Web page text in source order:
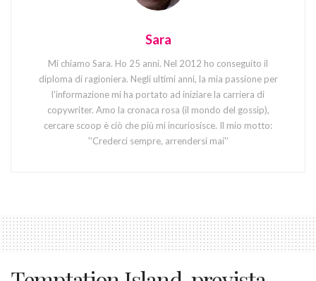
Sara
Mi chiamo Sara. Ho 25 anni. Nel 2012 ho conseguito il
diploma di ragioniera. Negli ultimi anni, la mia passione per
l'informazione mi ha portato ad iniziare la carriera di
copywriter. Amo la cronaca rosa (il mondo del gossip),
cercare scoop è ciò che più mi incuriosisce. Il mio motto:
''Crederci sempre, arrendersi mai''